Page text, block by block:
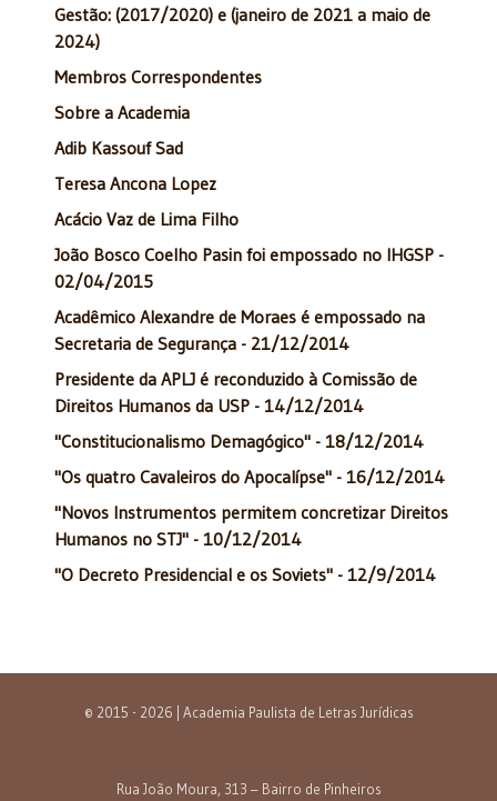
Gestão: (2017/2020) e (janeiro de 2021 a maio de
2024)
Membros Correspondentes
Sobre a Academia
Adib Kassouf Sad
Teresa Ancona Lopez
Acácio Vaz de Lima Filho
João Bosco Coelho Pasin foi empossado no IHGSP -
02/04/2015
Acadêmico Alexandre de Moraes é empossado na
Secretaria de Segurança - 21/12/2014
Presidente da APLJ é reconduzido à Comissão de
Direitos Humanos da USP - 14/12/2014
"Constitucionalismo Demagógico" - 18/12/2014
"Os quatro Cavaleiros do Apocalípse" - 16/12/2014
"Novos Instrumentos permitem concretizar Direitos
Humanos no STJ" - 10/12/2014
"O Decreto Presidencial e os Soviets" - 12/9/2014
© 2015 - 2026 | Academia Paulista de Letras Jurídicas
Rua João Moura, 313 – Bairro de Pinheiros